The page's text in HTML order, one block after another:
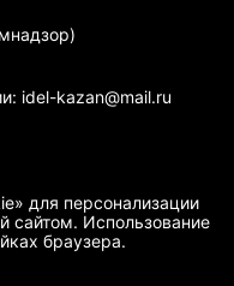
idel-kazan@mail.ru
для персонализации
сайтом. Использование
браузера.